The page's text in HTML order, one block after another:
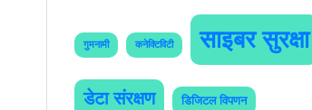
गुमनामी कनेक्टिविटी साइबर सुरक्षा
डेटा संरक्षण डिजिटल विपणन